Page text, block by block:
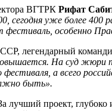
ВГТРК Рифат
сегодня уже более 400
особенно
легендарный
На суд жюри
фестиваля, а всего
быть».
лучший проект,